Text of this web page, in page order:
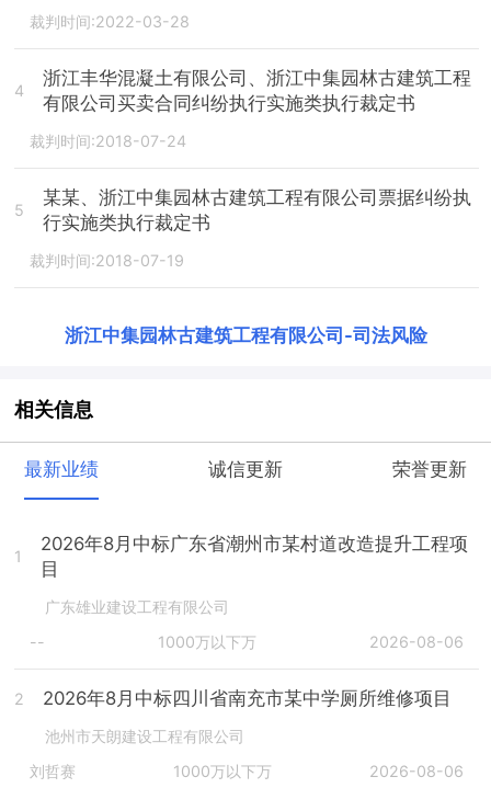
裁判时间:2022-03-28
4
浙江丰华混凝土有限公司、浙江中集园林古建筑工程
有限公司买卖合同纠纷执行实施类执行裁定书
裁判时间:2018-07-24
5
某某、浙江中集园林古建筑工程有限公司票据纠纷执
行实施类执行裁定书
裁判时间:2018-07-19
浙江中集园林古建筑工程有限公司 -司法风险
相关信息
最新业绩 诚信更新 荣誉更新
1
2026年8月中标广东省潮州市某村道改造提升工程项
目
广东雄业建设工程有限公司
--
1000万以下万 2026-08-06
2 2026年8月中标四川省南充市某中学厕所维修项目
池州市天朗建设工程有限公司
刘哲赛
1000万以下万 2026-08-06